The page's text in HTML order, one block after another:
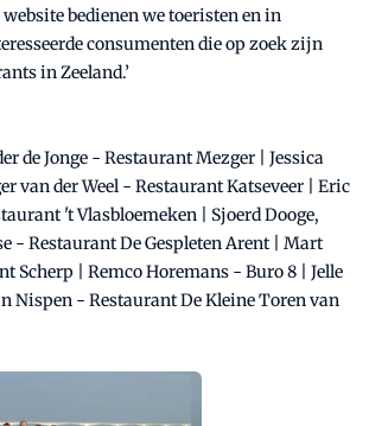
website bedienen we toeristen en in
consumenten die op zoek zijn
in Zeeland.’
de Jonge - Restaurant Mezger | Jessica
van der Weel - Restaurant Katseveer | Eric
't Vlasbloemeken | Sjoerd Dooge,
- Restaurant De Gespleten Arent | Mart
Scherp | Remco Horemans - Buro 8 | Jelle
Nispen - Restaurant De Kleine Toren van